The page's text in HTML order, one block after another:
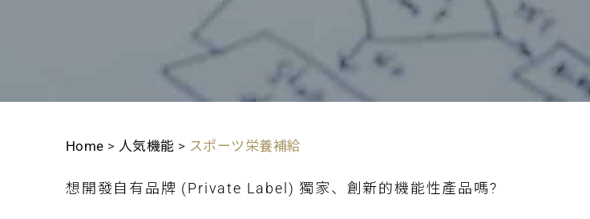
Home > 人気機能 > スポーツ栄養補給
想開發自有品牌 (Private Label) 獨家、創新的機能性產品嗎?